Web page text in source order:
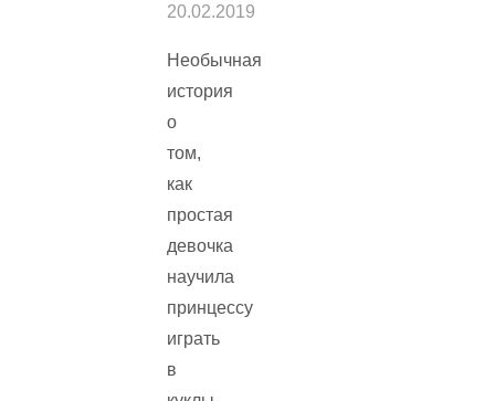
20.02.2019
Необычная
история
о
том,
как
простая
девочка
научила
принцессу
играть
в